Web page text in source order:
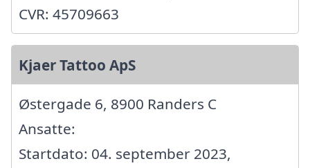
CVR: 45709663
Kjaer Tattoo ApS
Østergade 6, 8900 Randers C
Ansatte:
Startdato: 04. september 2023,